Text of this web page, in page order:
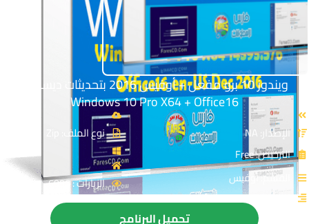
ويندوز 10 برو مفعل + أوفيس 2016 بتحديثات ديسمبر |
Windows 10 Pro X64 + Office16
الإصدار: NA
الترخيص: Free
القسم: أوفيس
نوع الملف: Zip
الزيارات : 6996
تحميل البرنامج